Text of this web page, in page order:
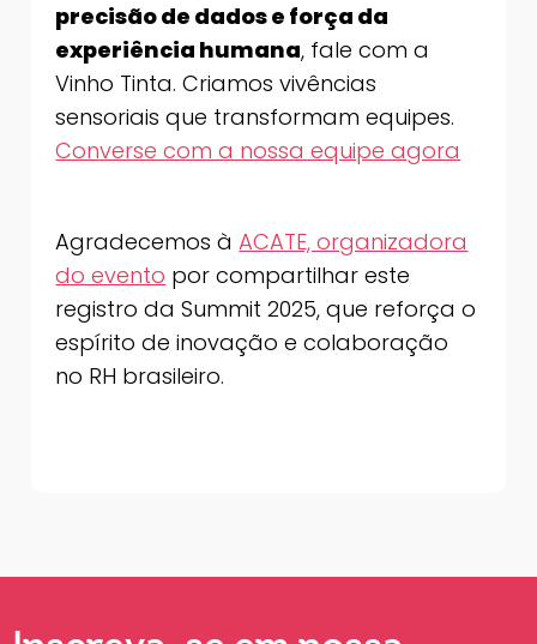
precisão de dados e força da
experiência humana, fale com a
Vinho Tinta. Criamos vivências
sensoriais que transformam equipes.
Converse com a nossa equipe agora
Agradecemos àACATE, organizadora
do evento por compartilhar este
registro da Summit 2025, que reforça o
espírito de inovação e colaboração
no RH brasileiro.